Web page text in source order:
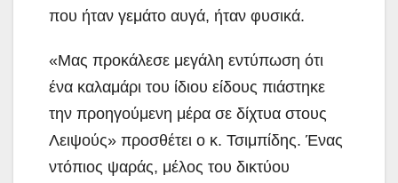
που ήταν γεμάτο αυγά, ήταν φυσικά.
«Μας προκάλεσε μεγάλη εντύπωση ότι
ένα καλαμάρι του ίδιου είδους πιάστηκε
την προηγούμενη μέρα σε δίχτυα στους
Λειψούς» προσθέτει ο κ. Τσιμπίδης. Ένας
ντόπιος ψαράς, μέλος του δικτύου